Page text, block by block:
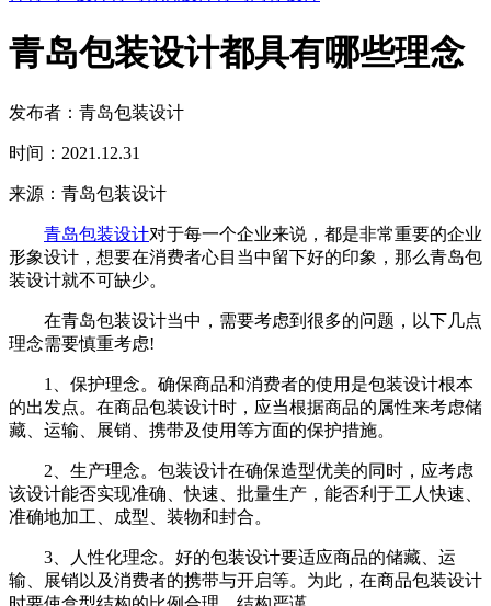
青岛包装设计都具有哪些理念
发布者：青岛包装设计
时间：2021.12.31
来源：青岛包装设计
青岛包装设计对于每一个企业来说，都是非常重要的企业
形象设计，想要在消费者心目当中留下好的印象，那么青岛包
装设计就不可缺少。
在青岛包装设计当中，需要考虑到很多的问题，以下几点
理念需要慎重考虑!
1、保护理念。确保商品和消费者的使用是包装设计根本
的出发点。在商品包装设计时，应当根据商品的属性来考虑储
藏、运输、展销、携带及使用等方面的保护措施。
2、生产理念。包装设计在确保造型优美的同时，应考虑
该设计能否实现准确、快速、批量生产，能否利于工人快速、
准确地加工、成型、装物和封合。
3、人性化理念。好的包装设计要适应商品的储藏、运
输、展销以及消费者的携带与开启等。为此，在商品包装设计